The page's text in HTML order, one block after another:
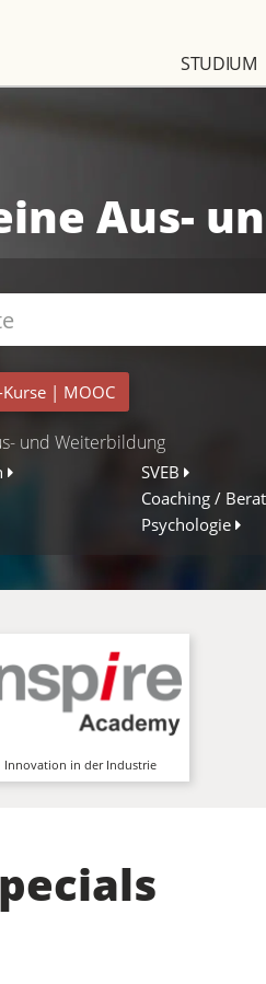
STUDIUM
Aus-
| MOOC
und Weiterbildung
SVEB
Coaching /
Psychologie
Innovation in der Industrie
inspire Academy
Die Weiterbildungsplattform in
der Produktionstechnik, für
Innovationen in der Industrie
mehr Infos